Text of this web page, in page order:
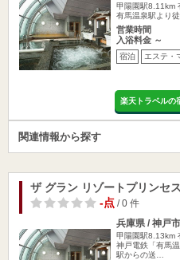
甲陽園駅8.11km
有馬温泉駅より
営業時間
入浴料金 ～
宿泊 エステ・
楽天トラベルの
関連情報から探す
ザ グラン リゾートプリンセ
-点/ 0 件
兵庫県 / 神戸
甲陽園駅8.13km
神戸電鉄「有馬
駅からの送…